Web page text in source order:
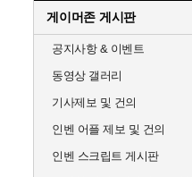
게이머존 게시판
공지사항 & 이벤트
동영상 갤러리
기사제보 및 건의
인벤 어플 제보 및 건의
인벤 스크립트 게시판